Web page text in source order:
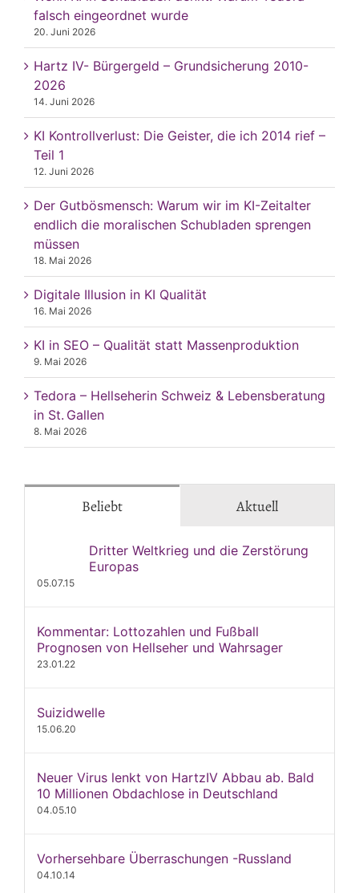
falsch eingeordnet wurde
20. Juni 2026
Hartz IV- Bürgergeld – Grundsicherung 2010-
2026
14. Juni 2026
KI Kontrollverlust: Die Geister, die ich 2014 rief –
Teil 1
12. Juni 2026
Der Gutbösmensch: Warum wir im KI-Zeitalter
endlich die moralischen Schubladen sprengen
müssen
18. Mai 2026
Digitale Illusion in KI Qualität
16. Mai 2026
KI in SEO – Qualität statt Massenproduktion
9. Mai 2026
Tedora – Hellseherin Schweiz & Lebensberatung
in St. Gallen
8. Mai 2026
Beliebt Aktuell
Dritter Weltkrieg und die Zerstörung
Europas
05.07.15
Kommentar: Lottozahlen und Fußball
Prognosen von Hellseher und Wahrsager
23.01.22
Suizidwelle
15.06.20
Neuer Virus lenkt von HartzIV Abbau ab. Bald
10 Millionen Obdachlose in Deutschland
04.05.10
Vorhersehbare Überraschungen -Russland
04.10.14